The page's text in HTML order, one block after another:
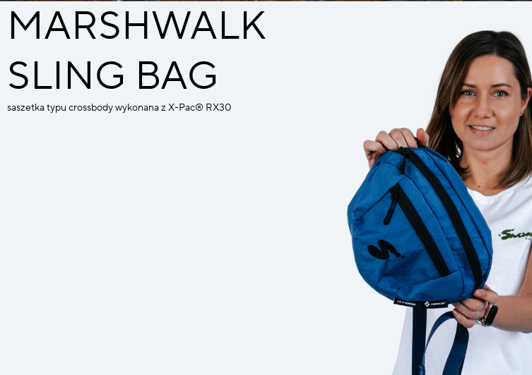
MARSHWALK
SLING BAG
saszetka typu crossbody wykonana z X-Pac® RX30